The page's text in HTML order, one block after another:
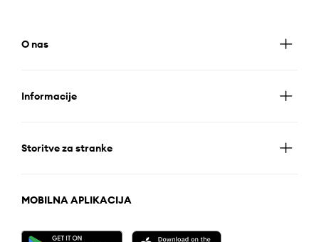
O nas
Informacije
Storitve za stranke
MOBILNA APLIKACIJA